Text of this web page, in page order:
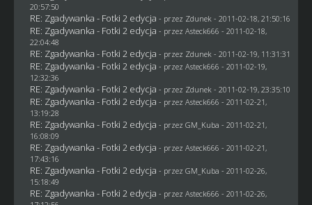
20:57:50
RE: Zgadywanka - Fotki 2 edycja - przez Zdunek - 2011-02-18, 21:50:16
RE: Zgadywanka - Fotki 2 edycja - przez Asteck666 - 2011-02-18,
22:04:48
RE: Zgadywanka - Fotki 2 edycja - przez Zdunek - 2011-02-19, 11:31:31
RE: Zgadywanka - Fotki 2 edycja - przez Asteck666 - 2011-02-19,
12:32:36
RE: Zgadywanka - Fotki 2 edycja - przez Zdunek - 2011-02-19, 23:35:10
RE: Zgadywanka - Fotki 2 edycja - przez Asteck666 - 2011-02-21,
13:19:28
RE: Zgadywanka - Fotki 2 edycja - przez GM_Kuba - 2011-02-21,
16:08:09
RE: Zgadywanka - Fotki 2 edycja - przez Asteck666 - 2011-02-21,
17:43:16
RE: Zgadywanka - Fotki 2 edycja - przez GM_Kuba - 2011-02-26,
15:18:49
RE: Zgadywanka - Fotki 2 edycja - przez Asteck666 - 2011-02-26,